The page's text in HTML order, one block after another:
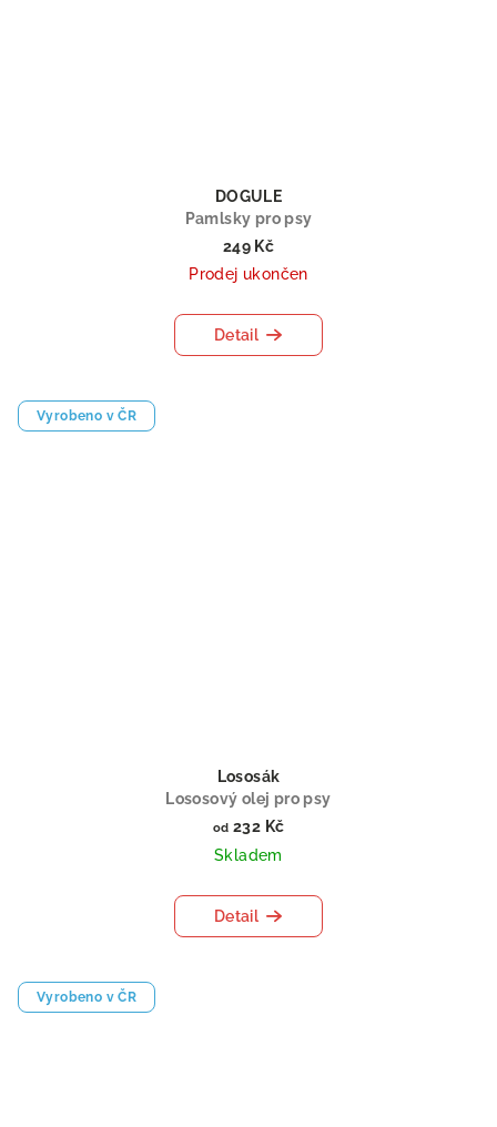
DOGULE
Pamlsky pro psy
249 Kč
Prodej ukončen
Detail
Vyrobeno v ČR
Lososák
Lososový olej pro psy
od 232 Kč
Skladem
Detail
Vyrobeno v ČR